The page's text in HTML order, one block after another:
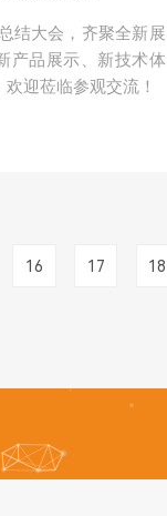
结大会，齐聚全新展
产品展示、新技术体
迎莅临参观交流！
16 17 18